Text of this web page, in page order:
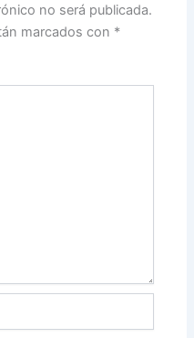
no será publicada.
marcados con *